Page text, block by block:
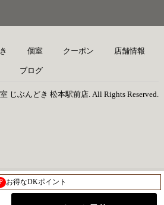
個室 クーポン 店舗情報
ブログ
じぶんどき 松本駅前店. All Rights Reserved.
お得なDKポイント